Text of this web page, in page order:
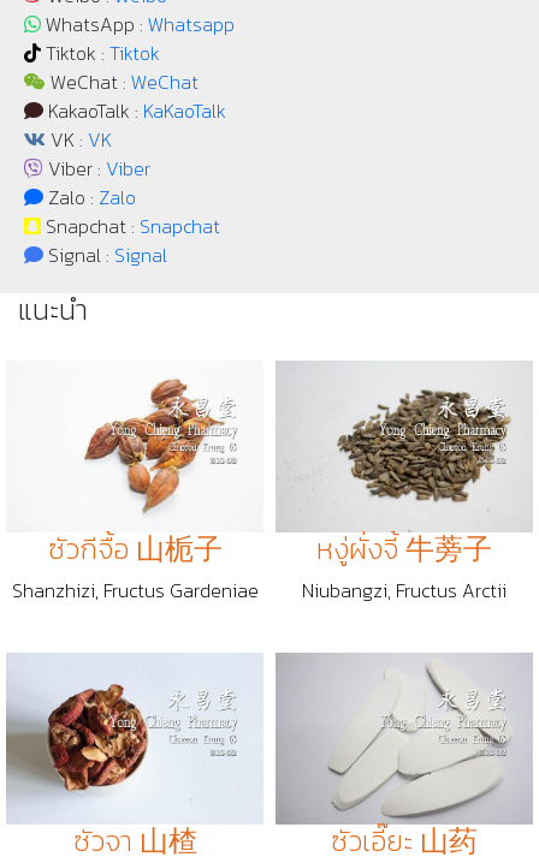
WhatsApp : Whatsapp
Tiktok : Tiktok
WeChat : WeChat
KakaoTalk : KaKaoTalk
VK : VK
Viber : Viber
Zalo : Zalo
Snapchat : Snapchat
Signal : Signal
แนะนำ
ซัวกีจื้อ 山栀子
Shanzhizi, Fructus Gardeniae
หงู่ผั่งจี้ 牛蒡子
Niubangzi, Fructus Arctii
ซัวจา 山楂 ซัวเอี๊ยะ 山药